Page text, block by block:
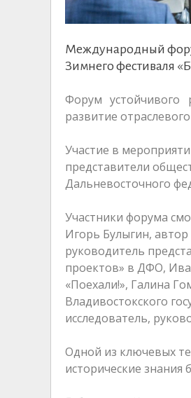
Международный
Зимнего фестиваля
Форум устойчивого
развитие
Участие в
представители
Дальневосточного
Участники форума
Игорь Булыгин, автор
руководитель
проектов» в ДФО,
«Поехали!», Галина
Владивостокского
исследователь,
Одной из ключевых
исторические знания